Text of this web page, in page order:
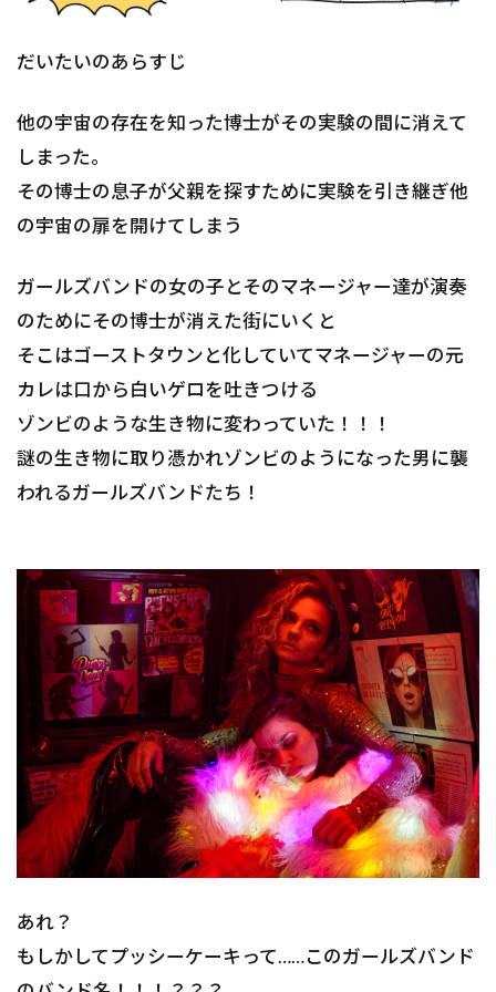
だいたいのあらすじ
他の宇宙の存在を知った博士がその実験の間に消えて
しまった。
その博士の息子が父親を探すために実験を引き継ぎ他
の宇宙の扉を開けてしまう
ガールズバンドの女の子とそのマネージャー達が演奏
のためにその博士が消えた街にいくと
そこはゴーストタウンと化していてマネージャーの元
カレは口から白いゲロを吐きつける
ゾンビのような生き物に変わっていた！！！
謎の生き物に取り憑かれゾンビのようになった男に襲
われるガールズバンドたち！
あれ？
もしかしてプッシーケーキって……このガールズバンド